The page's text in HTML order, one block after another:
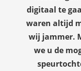
digitaal te
waren altijd
wij jammer.
we u de